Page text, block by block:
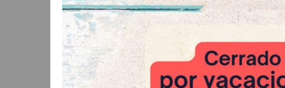
Para preparar el hojaldre, amasar todos los
Darle 3 pliegues sencillos y 1 doble. Dejar reposar
Para la elaboración de crema de almendra amarga,
Revolution. Incorporar los huevos poco a poco.
Mezclar los aromas una vez bien espumada la
sin trabajar en exceso.